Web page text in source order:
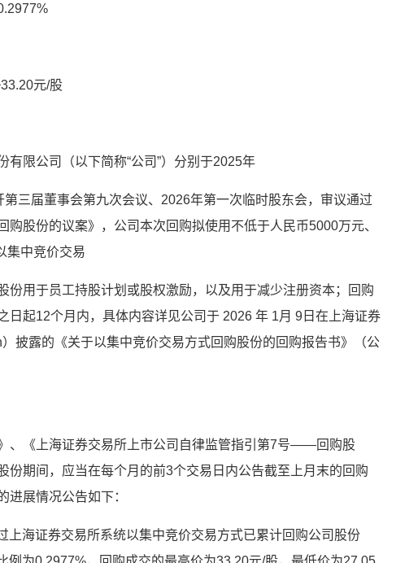
元/股
有限公司（以下简称“公司”）分别于2025年
三届董事会第九次会议、2026年第一次临时股东会，审议通过
购股份的议案》，公司本次回购拟使用不低于人民币5000万元、
集中竞价交易
份用于员工持股计划或股权激励，以及用于减少注册资本；回购
日起12个月内，具体内容详见公司于 2026 年 1月 9日在上海证券
披露的《关于以集中竞价交易方式回购股份的回购报告书》（公
、《上海证券交易所上市公司自律监管指引第7号——回购股
份期间，应当在每个月的前3个交易日内公告截至上月末的回购
进展情况公告如下：
上海证券交易所系统以集中竞价交易方式已累计回购公司股份